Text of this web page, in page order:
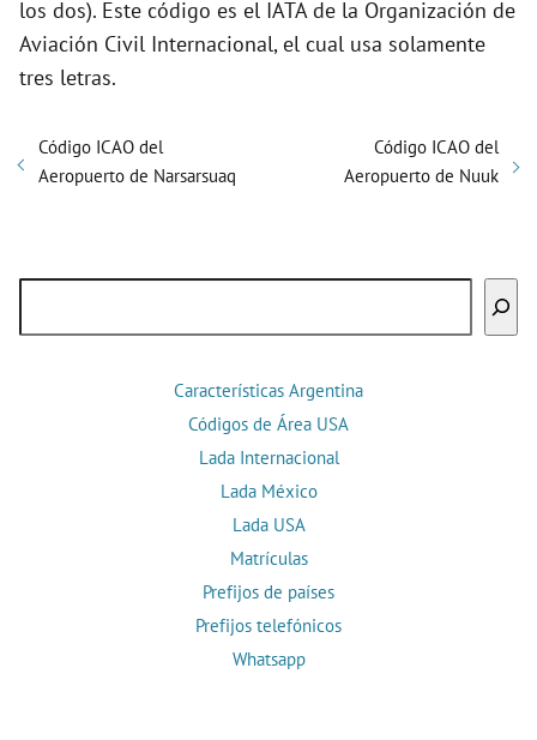
los dos). Este código es el IATA de la Organización de
Aviación Civil Internacional, el cual usa solamente
tres letras.
Código ICAO del
Aeropuerto de Narsarsuaq
Código ICAO del
Aeropuerto de Nuuk
Características Argentina
Códigos de Área USA
Lada Internacional
Lada México
Lada USA
Matrículas
Prefijos de países
Prefijos telefónicos
Whatsapp